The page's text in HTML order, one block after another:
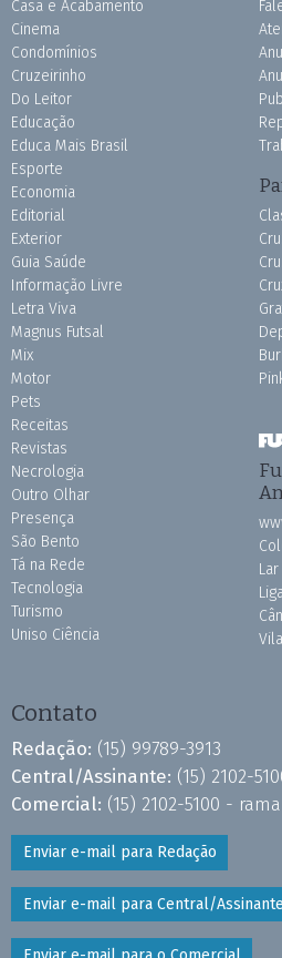
Casa e Acabamento
Cinema
Condomínios
Cruzeirinho
Do Leitor
Educação
Educa Mais Brasil
Esporte
Economia
Editorial
Exterior
Guia Saúde
Informação Livre
Letra Viva
Magnus Futsal
Mix
Motor
Pets
Receitas
Revistas
Necrologia
Outro Olhar
Presença
São Bento
Tá na Rede
Tecnologia
Turismo
Uniso Ciência
Contato
Redação: (15) 99789-3913
Central/Assinante: (15) 2102-
Comercial: (15) 2102-5100 -
Enviar e-mail para Redação
Enviar e-mail para Central/Assinante